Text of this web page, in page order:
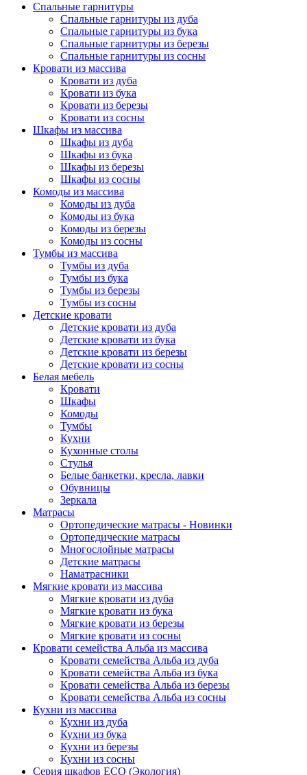
Спальные гарнитуры
Спальные гарнитуры из дуба
Спальные гарнитуры из бука
Спальные гарнитуры из березы
Спальные гарнитуры из сосны
Кровати из массива
Кровати из дуба
Кровати из бука
Кровати из березы
Кровати из сосны
Шкафы из массива
Шкафы из дуба
Шкафы из бука
Шкафы из березы
Шкафы из сосны
Комоды из массива
Комоды из дуба
Комоды из бука
Комоды из березы
Комоды из сосны
Тумбы из массива
Тумбы из дуба
Тумбы из бука
Тумбы из березы
Тумбы из сосны
Детские кровати
Детские кровати из дуба
Детские кровати из бука
Детские кровати из березы
Детские кровати из сосны
Белая мебель
Кровати
Шкафы
Комоды
Тумбы
Кухни
Кухонные столы
Стулья
Белые банкетки, кресла, лавки
Обувницы
Зеркала
Матрасы
Ортопедические матрасы - Новинки
Ортопедические матрасы
Многослойные матрасы
Детские матрасы
Наматрасники
Мягкие кровати из массива
Мягкие кровати из дуба
Мягкие кровати из бука
Мягкие кровати из березы
Мягкие кровати из сосны
Кровати семейства Альба из массива
Кровати семейства Альба из дуба
Кровати семейства Альба из бука
Кровати семейства Альба из березы
Кровати семейства Альба из сосны
Кухни из массива
Кухни из дуба
Кухни из бука
Кухни из березы
Кухни из сосны
Серия шкафов ECO (Экология)